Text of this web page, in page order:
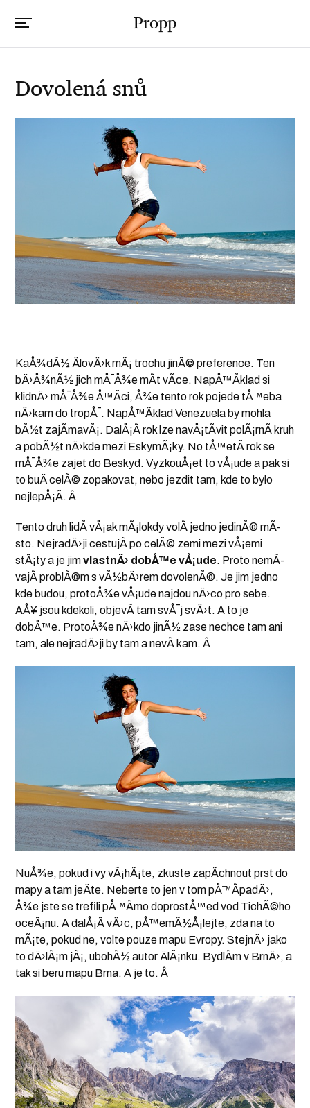
Propp
Dovolená snů
KaÅ¾dÃ½ ÄlovÄ›k mÃ¡ trochu jinÃ© preference. Ten
bÄ›Å¾nÃ½ jich mÅ¯Å¾e mÃ­t vÃ­ce. NapÅ™Ã­klad si
klidnÄ› mÅ¯Å¾e Å™Ã­ci, Å¾e tento rok pojede tÅ™eba
nÄ›kam do tropÅ¯. NapÅ™Ã­klad Venezuela by mohla
bÃ½t zajÃ­mavÃ¡. DalÅ¡Ã­ rok lze navÅ¡tÃ­vit polÃ¡rnÃ­ kruh
a pobÃ½t nÄ›kde mezi EskymÃ¡ky. No tÅ™etÃ­ rok se
mÅ¯Å¾e zajet do Beskyd. VyzkouÅ¡et to vÅ¡ude a pak si
to buÄ celÃ© zopakovat, nebo jezdit tam, kde to bylo
nejlepÅ¡Ã­. Â
Tento druh lidÃ­ vÅ¡ak mÃ¡lokdy volÃ­ jedno jedinÃ© mÃ­
sto. NejradÄ›ji cestujÃ­ po celÃ© zemi mezi vÅ¡emi
stÃ¡ty a je jimvlastnÄ› dobÅ™e vÅ¡ude. Proto nemÃ­
vajÃ­ problÃ©m s vÃ½bÄ›rem dovolenÃ©. Je jim jedno
kde budou, protoÅ¾e vÅ¡ude najdou nÄ›co pro sebe.
AÅ¥ jsou kdekoli, objevÃ­ tam svÅ¯j svÄ›t. A to je
dobÅ™e. ProtoÅ¾e nÄ›kdo jinÃ½ zase nechce tam ani
tam, ale nejradÄ›ji by tam a nevÃ­ kam. Â
NuÅ¾e, pokud i vy vÃ¡hÃ¡te, zkuste zapÃ­chnout prst do
mapy a tam jeÄte. Neberte to jen v tom pÅ™Ã­padÄ›,
Å¾e jste se trefili pÅ™Ã­mo doprostÅ™ed vod TichÃ©ho
oceÃ¡nu. A dalÅ¡Ã­ vÄ›c, pÅ™emÃ½Å¡lejte, zda na to
mÃ¡te, pokud ne, volte pouze mapu Evropy. StejnÄ› jako
to dÄ›lÃ¡m jÃ¡, ubohÃ½ autor ÄlÃ¡nku. BydlÃ­m v BrnÄ›, a
tak si beru mapu Brna. A je to. Â